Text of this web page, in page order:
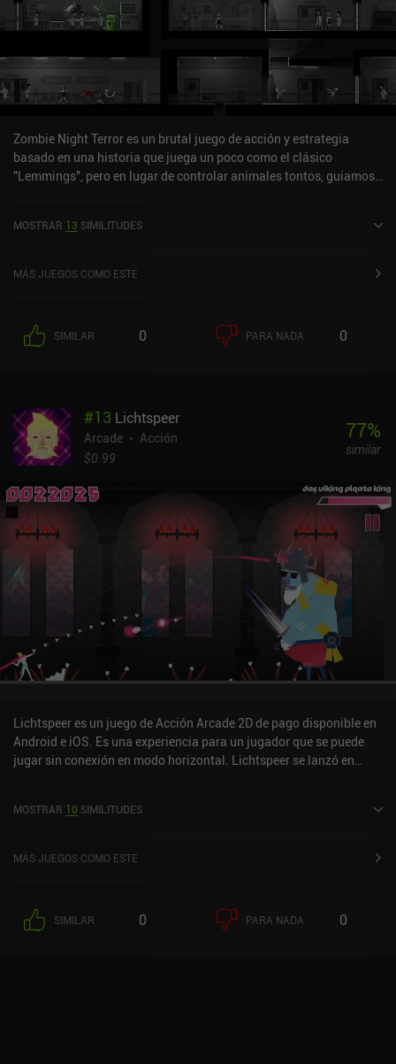
Zombie Night Terror es un brutal juego de acción y estrategia
basado en una historia que juega un poco como el clásico
"Lemmings", pero en lugar de controlar animales tontos, guiamos
pasadizos, paredes y puertas dentro de grandes casas vistas
humanos indefensos caminan ocupándose de sus propios asuntos
descerebrados. Controlamos a nuestros zombis alterando sus
puntos de ruta, como por ejemplo indicándoles que suban las
pacientemente su muerte. Así que para derrotarlos tendremos que
calcular nuestras acciones para escabullirnos, distraer o atacar a
nuestros objetivos cuando menos se lo esperen. Pero la parte más
realizar en nuestros zombis. Esto nos permite crear zombis que
pueden bloquear caminos, saltar a través de fosos, escalar
barreras o volar paredes frágiles. Incluso podemos combinar
mutaciones para conseguir efectos devastadores. Sin embargo,
cada mutación requiere unos puntos de ADN, que acumulamos
sacrificando zombis. Esto crea un equilibrio desafiante en el que
tratamos de superar cada nivel de la forma más eficiente en
cuanto a recursos. El juego presenta un pixel art muy bien
animado, mucha sangre y detalles sangrientos, un extraño humor
negro y una historia cautivadora que nos introduce gradualmente
en la mecánica. El único inconveniente es que algunos niveles son
Zombie Night Terror es un juego premium que cuesta 7,99 € en
Android y 6,99 € en iOS. Es una recomendación fácil para los fans
de los juegos de estrategia de alta calidad.
MOSTRAR 13 SIMILITUDES
MÁS JUEGOS COMO ESTE
SIMILAR 0 PARA NADA 0
#13 Lichtspeer
Arcade
Acción
$0.99
77%
similar
Lichtspeer es un juego de Acción Arcade 2D de pago disponible en
Android e iOS. Es una experiencia para un jugador que se puede
jugar sin conexión en modo horizontal. Lichtspeer se lanzó en
MOSTRAR 10 SIMILITUDES
MÁS JUEGOS COMO ESTE
SIMILAR 0 PARA NADA 0